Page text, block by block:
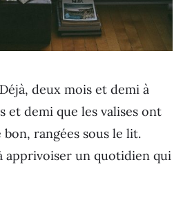
deux mois et demi à
et demi que les valises ont
rangées sous le lit.
apprivoiser un quotidien qui